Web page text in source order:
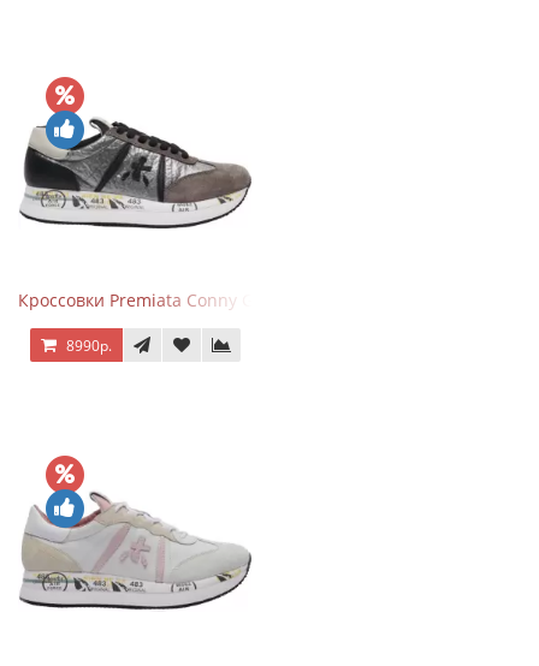
Кроссовки Premiata Conny Gray Brown
8990р.